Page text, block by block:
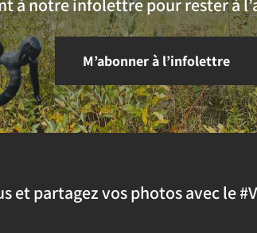
M’abonner à l’infolettre
et partagez vos photos avec le